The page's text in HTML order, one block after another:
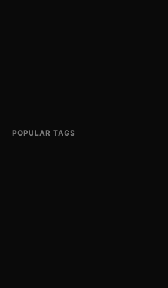
POPULAR TAGS